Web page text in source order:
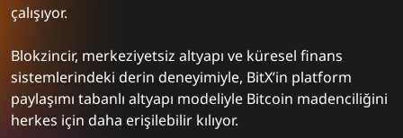
çalışıyor.
Blokzincir, merkeziyetsiz altyapı ve küresel finans
sistemlerindeki derin deneyimiyle, BitX’in platform
paylaşımı tabanlı altyapı modeliyle Bitcoin madenciliğini
herkes için daha erişilebilir kılıyor.